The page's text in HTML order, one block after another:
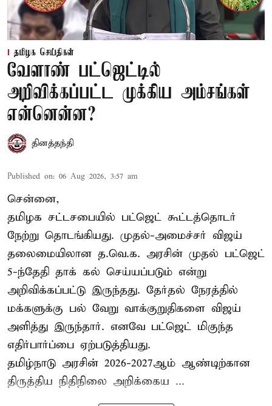
தமிழக செய்திகள்
வேளாண் பட்ஜெட்டில்
அறிவிக்கப்பட்ட முக்கிய அம்சங்கள்
என்னென்ன?
தினத்தந்தி
Published on: 06 Aug 2026, 3:57 am
சென்னை,
தமிழக சட்டசபையில் பட்ஜெட் கூட்டத்தொடர்
நேற்று தொடங்கியது. முதல்-அமைச்சர் விஜய்
தலைமையிலான த.வெ.க. அரசின் முதல் பட்ஜெட்
5-ந்தேதி தாக் கல் செய்யப்படும் என்று
அறிவிக்கப்பட்டு இருந்தது. தேர்தல் நேரத்தில்
மக்களுக்கு பல் வேறு வாக்குறுதிகளை விஜய்
அளித்து இருந்தார். எனவே பட்ஜெட் மிகுந்த
எதிர்பார்ப்பை ஏற்படுத்தியது.
தமிழ்நாடு அரசின் 2026-2027ஆம் ஆண்டிற்கான
திருத்திய நிதிநிலை அறிக்கைய ...